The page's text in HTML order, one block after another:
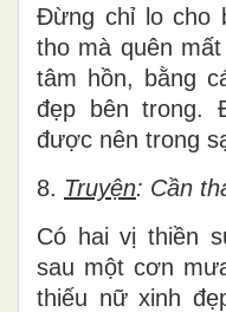
Đừng chỉ lo cho
tho mà quên
tâm hồn, bằng
đẹp bên trong.
được nên trong
8. Truyện: Cần
Có hai vị thiền
sau một cơn
thiếu nữ xinh